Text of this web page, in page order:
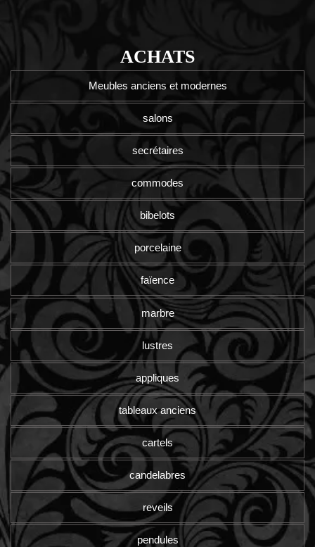
ACHATS
Meubles anciens et modernes
salons
secrétaires
commodes
bibelots
porcelaine
faïence
marbre
lustres
appliques
tableaux anciens
cartels
candelabres
reveils
pendules